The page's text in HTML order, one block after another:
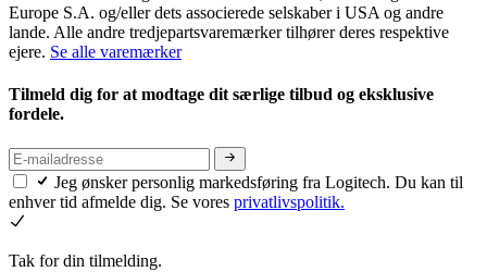
Europe S.A. og/eller dets associerede selskaber i USA og andre
lande. Alle andre tredjepartsvaremærker tilhører deres respektive
ejere. Se alle varemærker
Tilmeld dig for at modtage dit særlige tilbud og eksklusive
fordele.
Jeg ønsker personlig markedsføring fra Logitech. Du kan til
enhver tid afmelde dig. Se vores privatlivspolitik.
Tak for din tilmelding.